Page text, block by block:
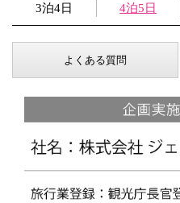
3泊4日 4泊5日
よくある質問